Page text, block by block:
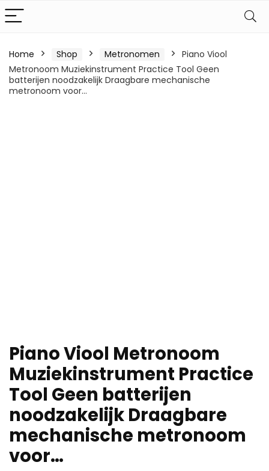
Home Shop Metronomen
Piano Viool
Metronoom Muziekinstrument Practice Tool Geen
batterijen noodzakelijk Draagbare mechanische
metronoom voor…
Piano Viool Metronoom
Muziekinstrument Practice
Tool Geen batterijen
noodzakelijk Draagbare
mechanische metronoom
voor…